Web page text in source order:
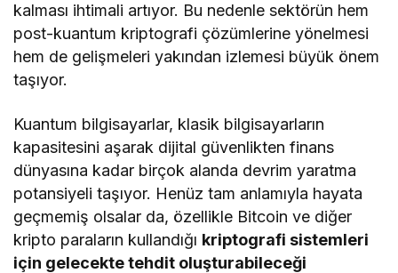
kalması ihtimali artıyor. Bu nedenle sektörün hem
post-kuantum kriptografi çözümlerine yönelmesi
hem de gelişmeleri yakından izlemesi büyük önem
taşıyor.
Kuantum bilgisayarlar, klasik bilgisayarların
kapasitesini aşarak dijital güvenlikten finans
dünyasına kadar birçok alanda devrim yaratma
potansiyeli taşıyor. Henüz tam anlamıyla hayata
geçmemiş olsalar da, özellikle Bitcoin ve diğer
kripto paraların kullandığı kriptografi sistemleri
için gelecekte tehdit oluşturabileceği